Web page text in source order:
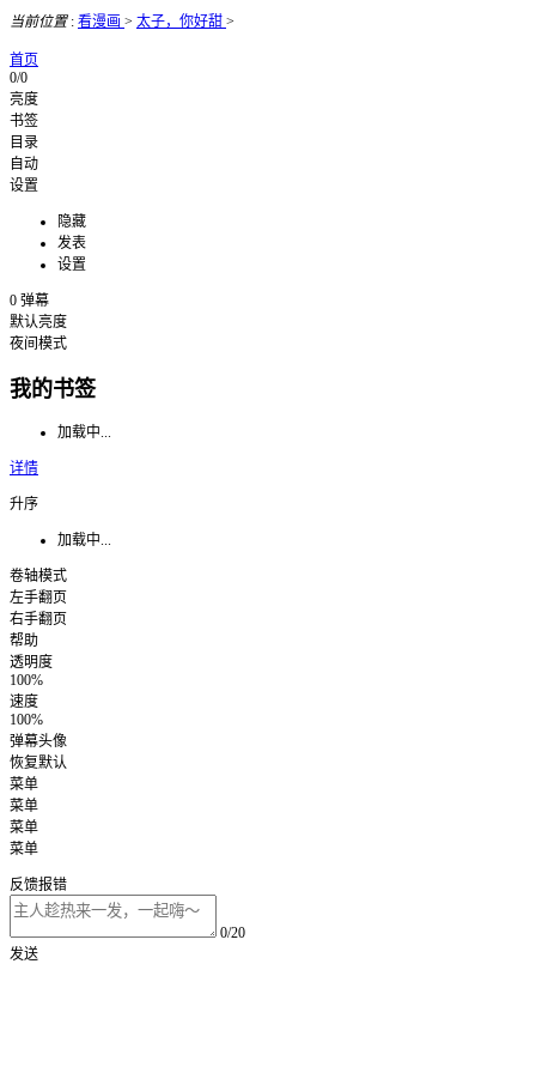
当前位置: 看漫画 > 太子，你好甜 >
首页
0/0
亮度
书签
目录
自动
设置
隐藏
发表
设置
0 弹幕
默认亮度
夜间模式
我的书签
加载中...
详情
升序
加载中...
卷轴模式
左手翻页
右手翻页
帮助
透明度
100%
速度
100%
弹幕头像
恢复默认
菜单
菜单
菜单
菜单
反馈报错
0/20
发送